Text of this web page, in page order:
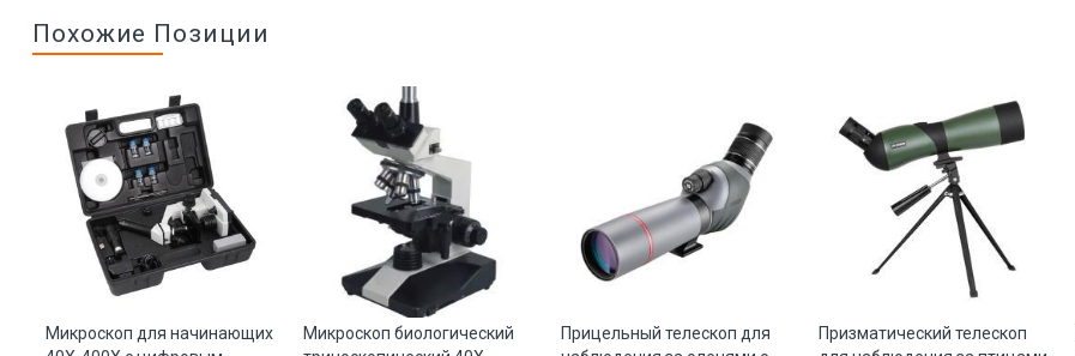
Похожие Позиции
Микроскоп для начинающих
Микроскоп биологический
Прицельный телескоп для
Призматический телескоп